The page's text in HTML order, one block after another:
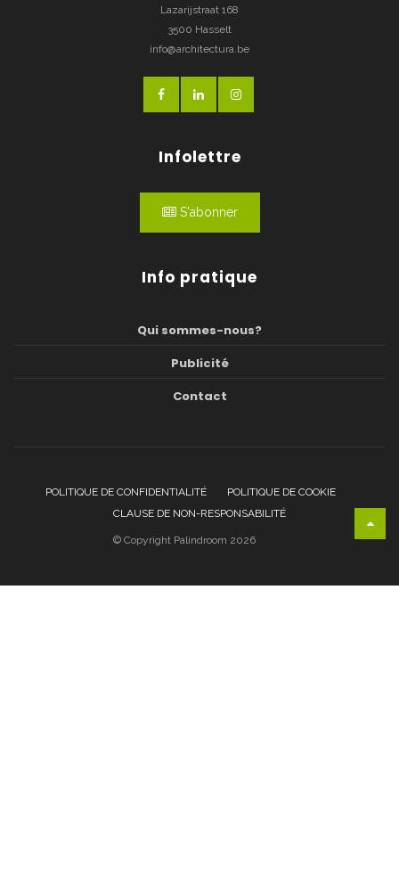
Lazarijstraat 168
3500 Hasselt
info@architectura.be
Infolettre
S'abonner
Info pratique
Qui sommes-nous?
Publicité
Contact
POLITIQUE DE CONFIDENTIALITÉ
POLITIQUE DE COOKIE
CLAUSE DE NON-RESPONSABILITÉ
© Copyright Palindroom 2026